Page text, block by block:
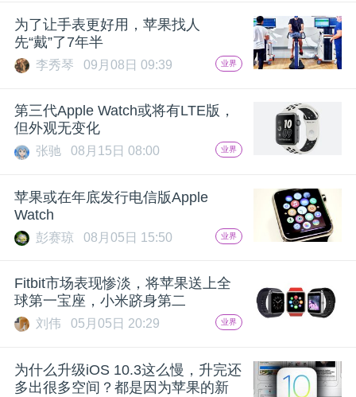
机
为了让手表更好用，苹果找人
先“戴”了7年半
李秀琴 09月08日 09:39 业界
第三代Apple Watch或将有LTE版，
但外观无变化
张驰 08月15日 08:00 业界
苹果或在年底发行电信版Apple
Watch
彭赛琼 08月05日 15:50 业界
Fitbit市场表现惨淡，将苹果送上全
球第一宝座，小米跻身第二
刘伟 05月05日 20:29 业界
为什么升级iOS 10.3这么慢，升完还
多出很多空间？都是因为苹果的新